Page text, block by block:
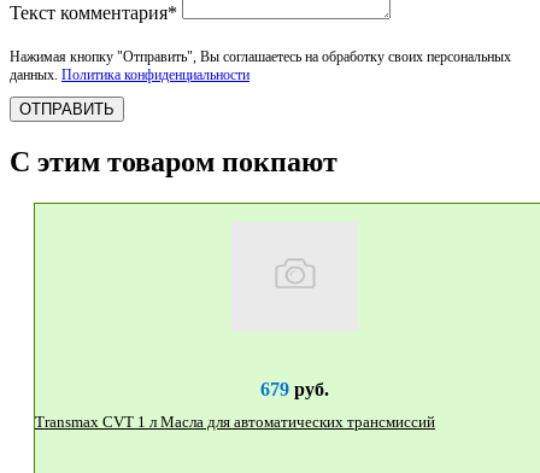
Текст комментария*
Нажимая кнопку "Отправить", Вы соглашаетесь на обработку своих персональных
данных. Политика конфиденциальности
ОТПРАВИТЬ
С этим товаром покпают
679руб.
Transmax CVT 1 л Масла для автоматических трансмиссий